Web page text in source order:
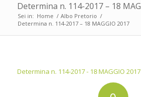
Determina n. 114-2017 – 18
Sei in: Home / Albo Pretorio /
Determina n. 114-2017 – 18 MAGGIO 2017
Determina n. 114-2017 - 18 MAGGIO 2017